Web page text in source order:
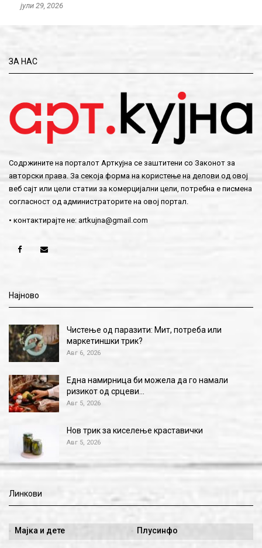
јули 29, 2026
ЗА НАС
Содржините на порталот Арткујна се заштитени со Законот за
авторски права. За секоја форма на користење на делови од овој
веб сајт или цели статии за комерцијални цели, потребна е писмена
согласност од администраторите на овој портал.
• контактирајте не: artkujna@gmail.com
Најново
Чистење од паразити: Мит, потреба или
маркетиншки трик?
Авг 6, 2026
Една намирница би можела да го намали
ризикот од срцеви…
Авг 5, 2026
Нов трик за киселење краставички
Авг 5, 2026
Линкови
Мајка и дете Плусинфо